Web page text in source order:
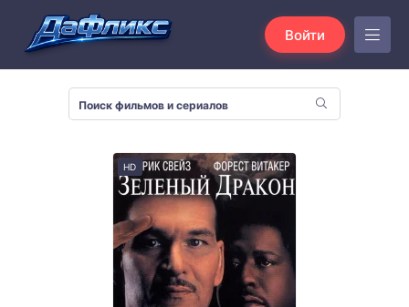
Войти
HD